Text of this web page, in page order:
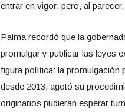
entrar en vigor; pero, al
Palma recordó que la
promulgar y publicar las leyes
figura política: la promulgación
desde 2013, agotó su
originarios pudieran esperar